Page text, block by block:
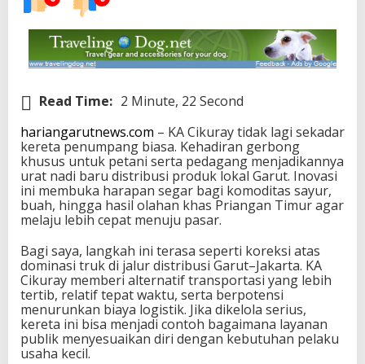
Read Time: 2 Minute, 22 Second
hariangarutnews.com – KA Cikuray tidak lagi sekadar
kereta penumpang biasa. Kehadiran gerbong
khusus untuk petani serta pedagang menjadikannya
urat nadi baru distribusi produk lokal Garut. Inovasi
ini membuka harapan segar bagi komoditas sayur,
buah, hingga hasil olahan khas Priangan Timur agar
melaju lebih cepat menuju pasar.
Bagi saya, langkah ini terasa seperti koreksi atas
dominasi truk di jalur distribusi Garut–Jakarta. KA
Cikuray memberi alternatif transportasi yang lebih
tertib, relatif tepat waktu, serta berpotensi
menurunkan biaya logistik. Jika dikelola serius,
kereta ini bisa menjadi contoh bagaimana layanan
publik menyesuaikan diri dengan kebutuhan pelaku
usaha kecil.